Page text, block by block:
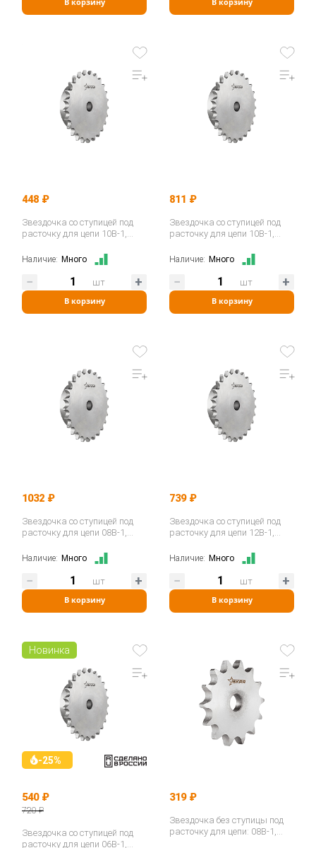
448 ₽
Звездочка со ступицей под
расточку для цепи 10B-1,
Наличие: Много
В корзину
шт
811 ₽
Звездочка со ступицей под
расточку для цепи 10B-1,
Наличие: Много
В корзину
шт
1032 ₽
Звездочка со ступицей под
расточку для цепи 08B-1,
Наличие: Много
В корзину
шт
739 ₽
Звездочка со ступицей под
расточку для цепи 12B-1,
Наличие: Много
В корзину
шт
Новинка
-25%
540 ₽
720 ₽
Звездочка со ступицей под
расточку для цепи 06B-1,
319 ₽
Звездочка без ступицы под
расточку для цепи: 08B-1,